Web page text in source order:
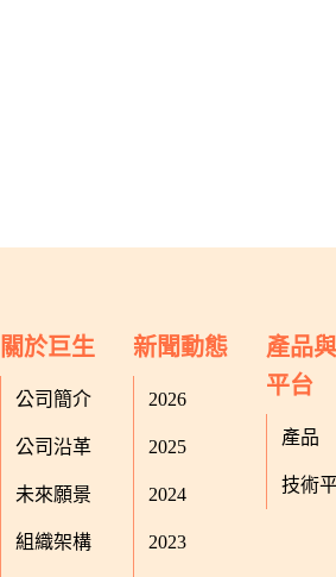
關於巨生
公司簡介
公司沿革
未來願景
組織架構
新聞動態
2026
2025
2024
2023
產品
平台
產品
技術